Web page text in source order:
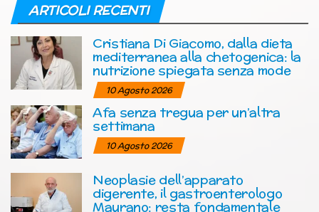
ARTICOLI RECENTI
Cristiana Di Giacomo, dalla dieta
mediterranea alla chetogenica: la
nutrizione spiegata senza mode
10 Agosto 2026
Afa senza tregua per un’altra
settimana
10 Agosto 2026
Neoplasie dell’apparato
digerente, il gastroenterologo
Maurano: resta fondamentale